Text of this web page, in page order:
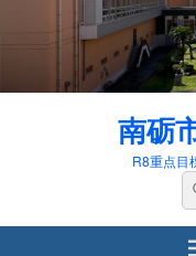
南砺
R8重点目